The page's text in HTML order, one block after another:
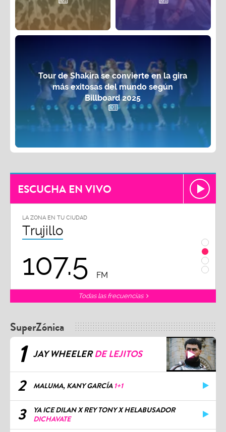
Tour de Shakira se convierte en la gira
más exitosas del mundo según
Billboard 2025
ESCUCHA EN VIVO
LA ZONA EN TU CIUDAD
Trujillo
107.5 FM
Todas las frecuencias
SuperZónica
1 JAY WHEELERDE LEJITOS
2 MALUMA, KANY GARCÍA 1+1
3
YA ICE DILAN X REY TONY X HELABUSADOR
DICHAVATE